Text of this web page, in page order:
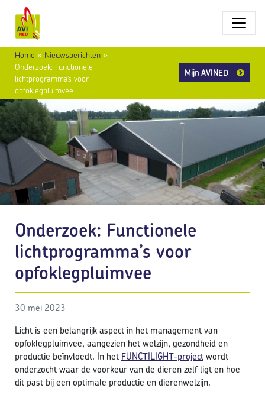
Home » Nieuwsberichten »
Onderzoek: Functionele
lichtprogramma’s voor
opfoklegpluimvee
Mijn AVINED
Onderzoek: Functionele
lichtprogramma’s voor
opfoklegpluimvee
30 mei 2023
Licht is een belangrijk aspect in het management van
opfoklegpluimvee, aangezien het welzijn, gezondheid en
productie beïnvloedt. In het FUNCTILIGHT-projectwordt
onderzocht waar de voorkeur van de dieren zelf ligt en hoe
dit past bij een optimale productie en dierenwelzijn.